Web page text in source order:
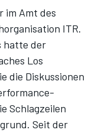
im Amt des
ITR.
hatte der
Los
die Diskussionen
Schlagzeilen
Seit der